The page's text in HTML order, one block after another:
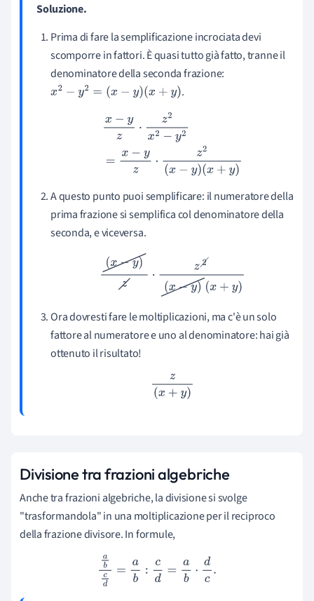
Soluzione.
Prima di fare la semplificazione incrociata devi
scomporre in fattori. È quasi tutto già fatto, tranne il
denominatore della seconda frazione:
x2− y2 =(x −y) (x+y)
.
x− yz⋅ z2 =x−
A questo punto puoi semplificare: il numeratore della
prima frazione si semplifica col denominatore della
seconda, e viceversa.
(x− (x+y
Ora dovresti fare le moltiplicazioni, ma c'è un solo
fattore al numeratore e uno al denominatore: hai già
ottenuto il risultato!
z(x+y)
Divisione tra frazioni algebriche
Anche tra frazioni algebriche, la divisione si svolge
"trasformandola" in una moltiplicazione per il reciproco
della frazione divisore. In formule,
d= ab :cd b⋅d